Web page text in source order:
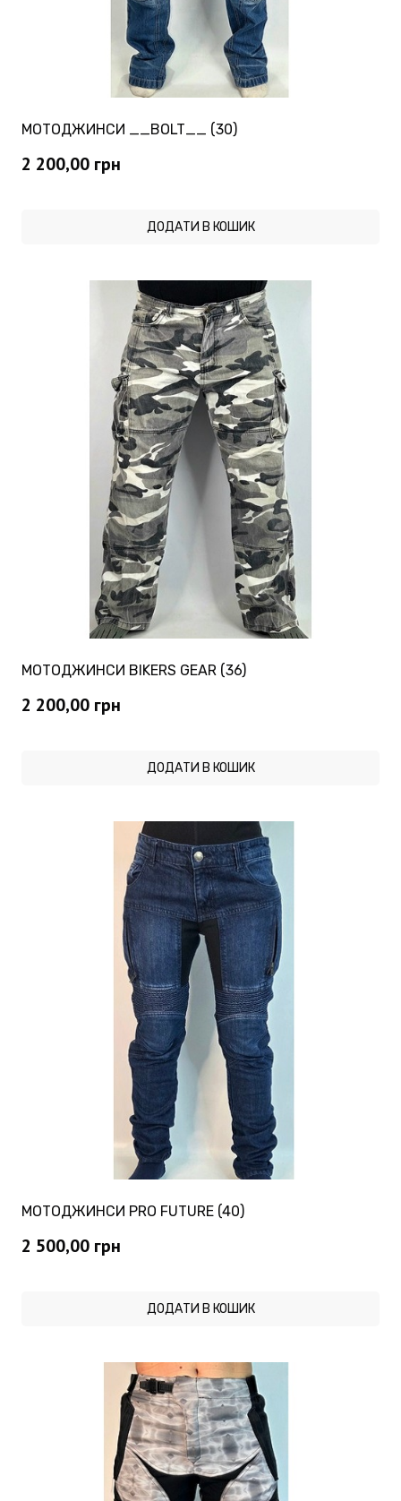
МОТОДЖИНСИ __BOLT__ (30)
2 200,00 грн
ДОДАТИ В КОШИК
МОТОДЖИНСИ BIKERS GEAR (36)
2 200,00 грн
ДОДАТИ В КОШИК
МОТОДЖИНСИ PRO FUTURE (40)
2 500,00 грн
ДОДАТИ В КОШИК